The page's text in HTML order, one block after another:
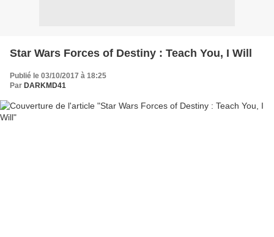
Star Wars Forces of Destiny : Teach You, I Will
Publié le 03/10/2017 à 18:25
Par DARKMD41